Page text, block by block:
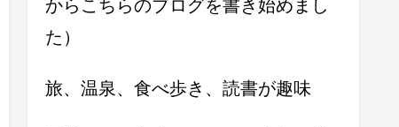
からこちらのブログを書き始めまし
た）
旅、温泉、食べ歩き、読書が趣味